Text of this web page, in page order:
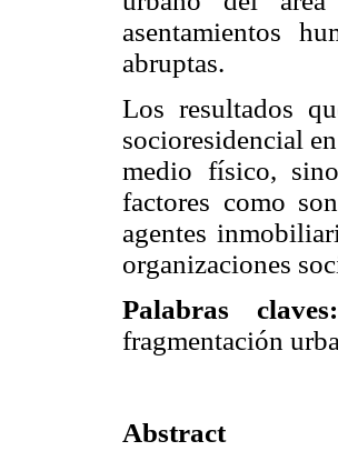
asentamientos
abruptas.
Los resultados
socioresidencial
medio físico,
factores como
agentes
organizaciones
Palabras
fragmentación
Abstract